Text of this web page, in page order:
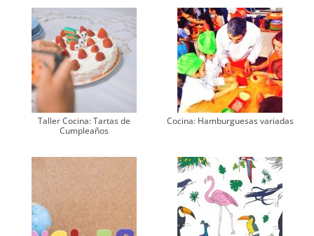
Taller Cocina: Tartas de
Cumpleaños
Cocina: Hamburguesas variadas